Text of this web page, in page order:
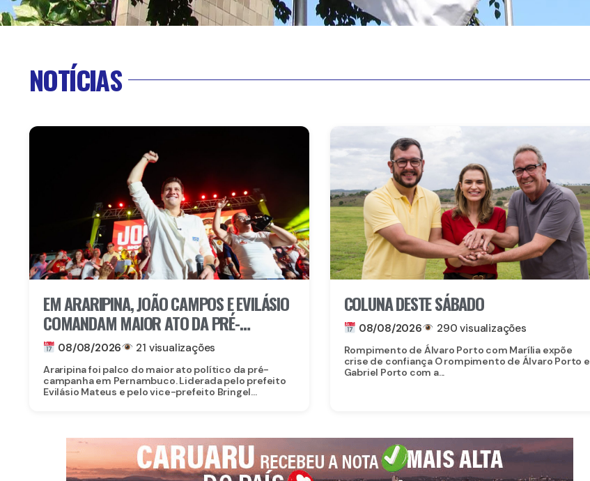
NOTÍCIAS
EM ARARIPINA, JOÃO CAMPOS E EVILÁSIO
COMANDAM MAIOR ATO DA PRÉ-
CAMPANHA NO SERTÃO
08/08/2026 21 visualizações
Araripina foi palco do maior ato político da pré-
campanha em Pernambuco. Liderada pelo prefeito
Evilásio Mateus e pelo vice-prefeito Bringel...
COLUNA DESTE SÁBADO
08/08/2026 290 visualizações
Rompimento de Álvaro Porto com Marília expõe
crise de confiança O rompimento de Álvaro Porto e
Gabriel Porto com a...